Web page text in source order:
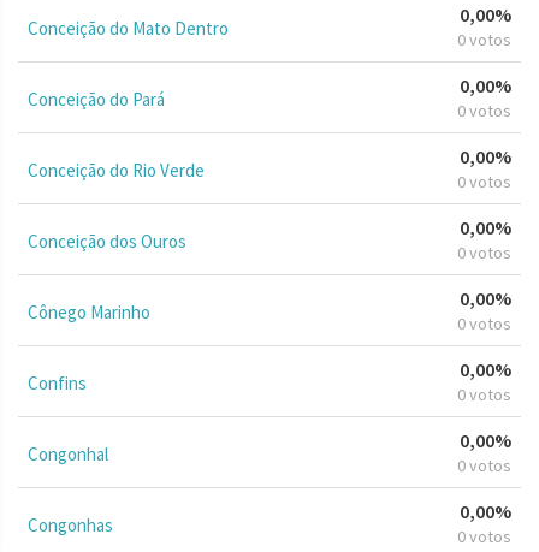
Conceição do Mato Dentro
0,00%
0 votos
Conceição do Pará
0,00%
0 votos
Conceição do Rio Verde
0,00%
0 votos
Conceição dos Ouros
0,00%
0 votos
Cônego Marinho
0,00%
0 votos
Confins
0,00%
0 votos
Congonhal
0,00%
0 votos
Congonhas
0,00%
0 votos